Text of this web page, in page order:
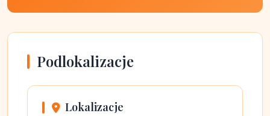
Podlokalizacje
Lokalizacje